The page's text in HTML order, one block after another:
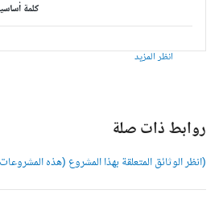
كلمة أساسية
انظر المزيد
روابط ذات صلة
(انظر الوثائق المتعلقة بهذا المشروع (هذه المشروعات